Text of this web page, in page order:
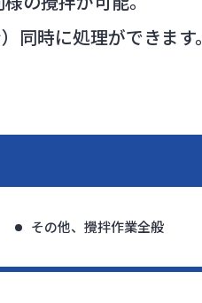
時に処理ができます。
その他、攪拌作業全般